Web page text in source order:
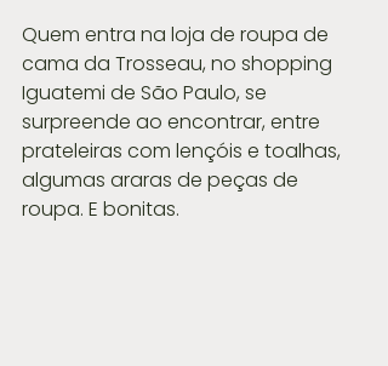
Quem entra na loja de roupa de
cama da Trosseau, no shopping
Iguatemi de São Paulo, se
surpreende ao encontrar, entre
prateleiras com lençóis e toalhas,
algumas araras de peças de
roupa. E bonitas.